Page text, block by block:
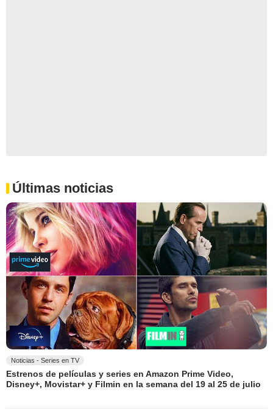
Últimas noticias
Noticias - Series en TV
Estrenos de películas y series en Amazon Prime Video,
Disney+, Movistar+ y Filmin en la semana del 19 al 25 de julio